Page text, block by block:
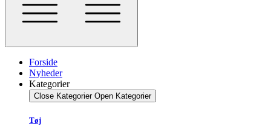
Forside
Nyheder
Kategorier
Close Kategorier Open Kategorier
Tøj